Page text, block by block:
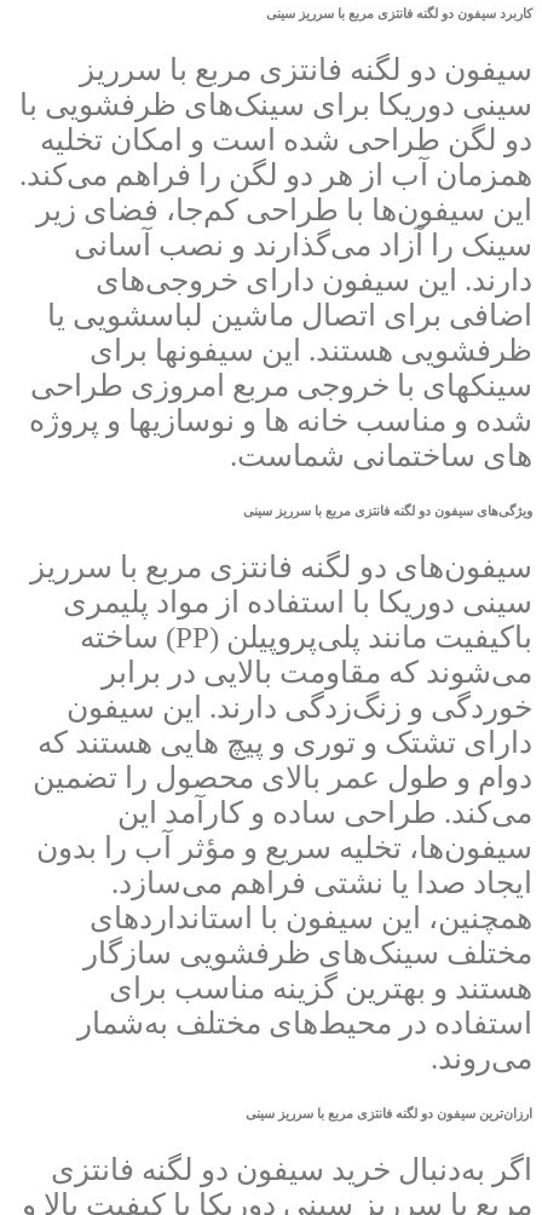
کاربرد سیفون دو لگنه فانتزی مربع با سرریز سینی
سیفون دو لگنه فانتزی مربع با سرریز
سینی دوریکا برای سینک‌های ظرفشویی با
دو لگن طراحی شده است و امکان تخلیه
همزمان آب از هر دو لگن را فراهم می‌کند.
این سیفون‌ها با طراحی کم‌جا، فضای زیر
سینک را آزاد می‌گذارند و نصب آسانی
دارند. این سیفون دارای خروجی‌های
اضافی برای اتصال ماشین لباسشویی یا
ظرفشویی هستند. این سیفونها برای
سینکهای با خروجی مربع امروزی طراحی
شده و مناسب خانه ها و نوسازیها و پروژه
های ساختمانی شماست.
ویژگی‌های سیفون دو لگنه فانتزی مربع با سرریز سینی
سیفون‌های دو لگنه فانتزی مربع با سرریز
سینی دوریکا با استفاده از مواد پلیمری
باکیفیت مانند پلی‌پروپیلن (PP) ساخته
می‌شوند که مقاومت بالایی در برابر
خوردگی و زنگ‌زدگی دارند. این سیفون
دارای تشتک و توری و پیچ هایی هستند که
دوام و طول عمر بالای محصول را تضمین
می‌کند. طراحی ساده و کارآمد این
سیفون‌ها، تخلیه سریع و مؤثر آب را بدون
ایجاد صدا یا نشتی فراهم می‌سازد.
همچنین، این سیفون با استانداردهای
مختلف سینک‌های ظرفشویی سازگار
هستند و بهترین گزینه‌ مناسب برای
استفاده در محیط‌های مختلف به‌شمار
می‌روند.
ارزان‌ترین سیفون دو لگنه فانتزی مربع با سرریز سینی
اگر به‌دنبال خرید سیفون دو لگنه فانتزی
مربع با سرریز سینی دوریکا با کیفیت بالا و